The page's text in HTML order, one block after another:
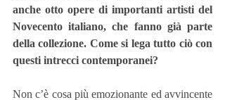
anche otto opere di importanti artisti del
Novecento italiano, che fanno già parte
della collezione. Come si lega tutto ciò con
questi intrecci contemporanei?
Non c’è cosa più emozionante ed avvincente